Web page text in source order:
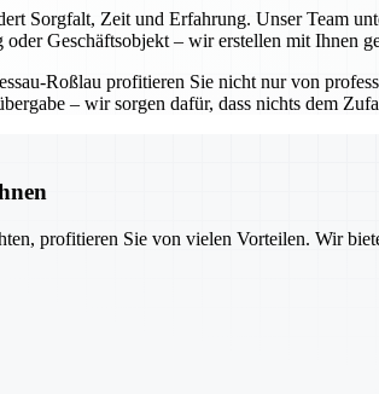
Sorgfalt, Zeit und Erfahrung. Unser Team
Geschäftsobjekt – wir erstellen mit Ihnen
Roßlau profitieren Sie nicht nur von
– wir sorgen dafür, dass nichts dem
profitieren Sie von vielen Vorteilen. Wir